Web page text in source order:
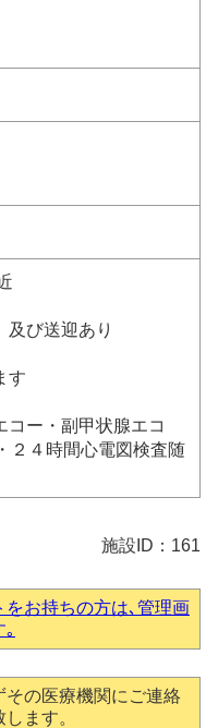
び送迎あり
す
コー・副甲状腺エコ
２４時間心電図検査随
施設ID：161
お持ちの方は､管理画
その医療機関にご連絡
ます。